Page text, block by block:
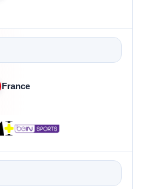
France